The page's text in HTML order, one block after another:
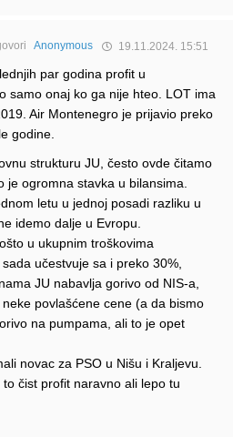
Anonymous 19.11.2024. 15:51
par godina profit u
samo onaj ko ga nije hteo. LOT ima
Air Montenegro je prijavio preko
godine.
strukturu JU, često ovde čitamo
je ogromna stavka u bilansima.
letu u jednoj posadi razliku u
idemo dalje u Evropu.
u ukupnim troškovima
učestvuje sa i preko 30%,
JU nabavlja gorivo od NIS-a,
povlašćene cene (a da bismo
na pumpama, ali to je opet
novac za PSO u Nišu i Kraljevu.
čist profit naravno ali lepo tu